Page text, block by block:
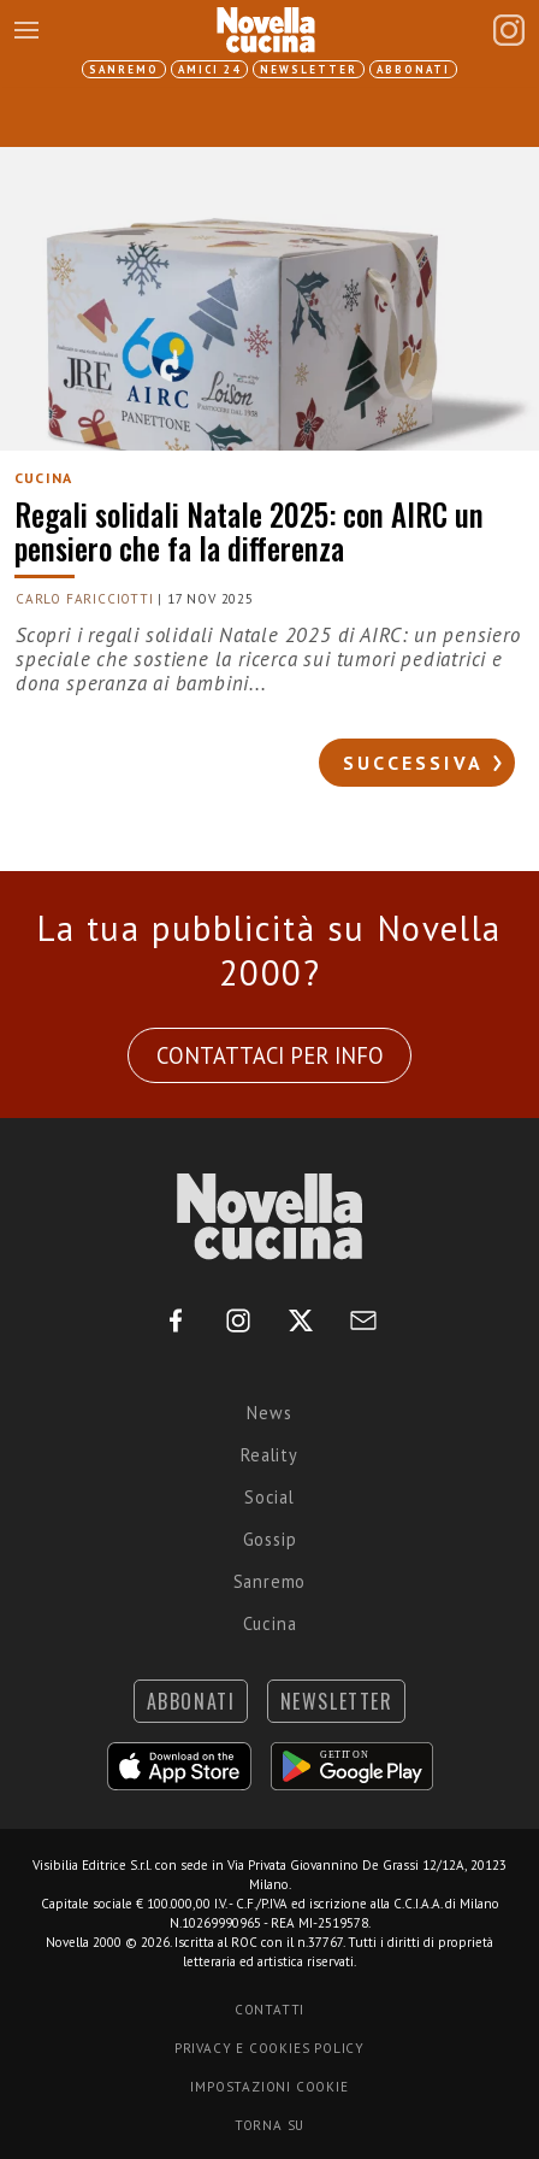
SANREMO AMICI 24 NEWSLETTER ABBONATI
CUCINA
Regali solidali Natale 2025: con AIRC un
pensiero che fa la differenza
CARLO FARICCIOTTI | 17 NOV 2025
Scopri i regali solidali Natale 2025 di AIRC: un pensiero
speciale che sostiene la ricerca sui tumori pediatrici e
dona speranza ai bambini...
SUCCESSIVA
La tua pubblicità su Novella
2000?
CONTATTACI PER INFO
News
Reality
Social
Gossip
Sanremo
Cucina
ABBONATI NEWSLETTER
Visibilia Editrice S.r.l. con sede in Via Privata Giovannino De Grassi 12/12A, 20123
Milano.
Capitale sociale € 100.000,00 I.V. - C.F./P.IVA ed iscrizione alla C.C.I.A.A. di Milano
N.10269990965 - REA MI-2519578.
Novella 2000 © 2026. Iscritta al ROC con il n.37767. Tutti i diritti di proprietà
letteraria ed artistica riservati.
CONTATTI
PRIVACY E COOKIES POLICY
IMPOSTAZIONI COOKIE
TORNA SU